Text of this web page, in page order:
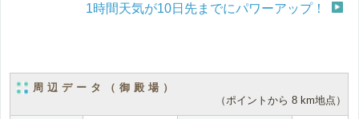
1時間天気が10日先までにパワーアップ！
周辺データ（御殿場）
（ポイントから 8 km地点）